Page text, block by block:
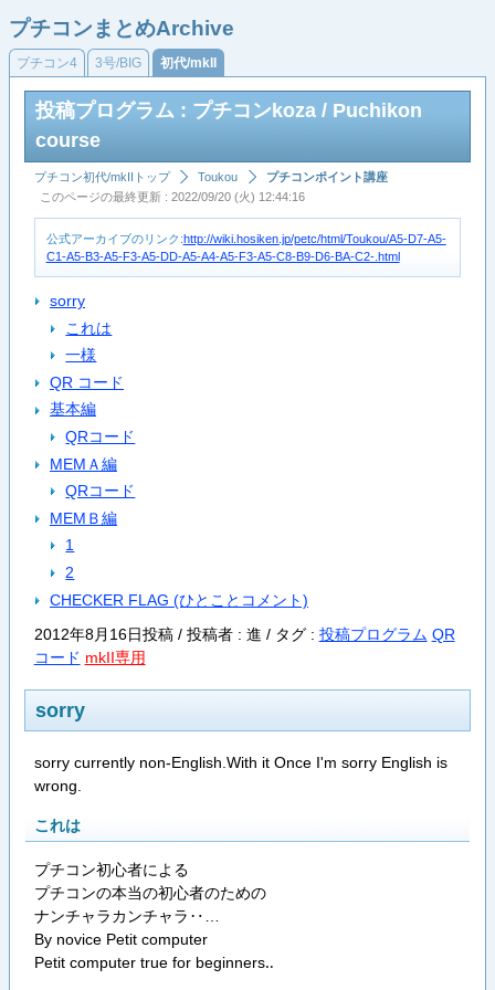
プチコンまとめArchive
プチコン4 3号/BIG 初代/mkII
投稿プログラム : プチコンkoza / Puchikon
course
プチコン初代/mkIIトップ Toukou
プチコンポイント講座
このページの最終更新 : 2022/09/20 (火) 12:44:16
公式アーカイブのリンク:http://wiki.hosiken.jp/petc/html/Toukou/A5-D7-A5-
C1-A5-B3-A5-F3-A5-DD-A5-A4-A5-F3-A5-C8-B9-D6-BA-C2-.html
sorry
これは
一様
QR コード
基本編
QRコード
MEMＡ編
QRコード
MEMＢ編
1
2
CHECKER FLAG (ひとことコメント)
2012年8月16日投稿 / 投稿者 : 進 / タグ : 投稿プログラム QR
コード mkII専用
sorry
sorry currently non-English.With it Once I'm sorry English is
wrong.
これは
プチコン初心者による
プチコンの本当の初心者のための
ナンチャラカンチャラ‥…
By novice Petit computer
Petit computer true for beginners‥